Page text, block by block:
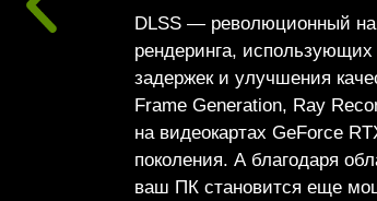
DLSS — революционный
рендеринга,
задержек и улучшения
Frame Generation, Ray
на видеокартах GeForce
поколения. А благодаря
ваш ПК становится еще